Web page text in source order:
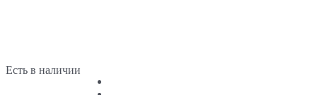
Есть в наличии